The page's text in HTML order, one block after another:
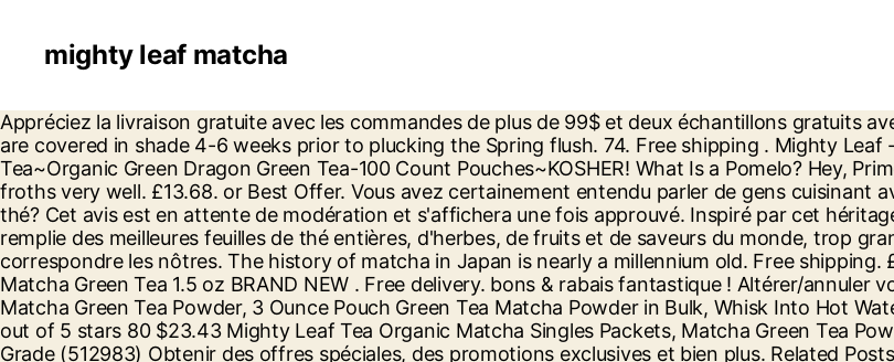
mighty leaf matcha
Appréciez la livraison gratuite avec les commandes de plus de 99$ et deux échantillons gratuits avec chaque commande. Bushes reserved for Matcha production are covered in shade 4-6 weeks prior to plucking the Spring flush. 74. Free shipping . Mighty Leaf - Green Tea Organic Spring Jasmine - 15 Tea Bags. Mighty Leaf Tea~Organic Green Dragon Green Tea-100 Count Pouches~KOSHER! What Is a Pomelo? Hey, Prime members! Our favorite match tea, it’s smooth and bright and froths very well. £13.68. or Best Offer. Vous avez certainement entendu parler de gens cuisinant avec du vin et de la bière, mais que diriez-vous de cuisiner avec du thé? Cet avis est en attente de modération et s'affichera une fois approuvé. Inspiré par cet héritage, Mighty Leaf spécialement créé la pochette de thé en soie remplie des meilleures feuilles de thé entières, d'herbes, de fruits et de saveurs du monde, trop grandes pour les sachets de thé ordinaires. Nous allons faire correspondre les nôtres. The history of matcha in Japan is nearly a millennium old. Free shipping. £13.37 postage. Ajouter 2 oz. Mighty Leaf . Mighty Leaf Organic Matcha Green Tea 1.5 oz BRAND NEW . Free delivery. bons & rabais fantastique ! Altérer/annuler votre souscription à tout moment. Tea Bags. Mighty Leaf Organic Matcha Green Tea Powder, 3 Ounce Pouch Green Tea Matcha Powder in Bulk, Whisk Into Hot Water for a Creamy Green Beverage, Makes a Delicious Iced Tea 4.6 out of 5 stars 80 $23.43 Mighty Leaf Tea Organic Matcha Singles Packets, Matcha Green Tea Powder, 12ct Single Packets, USDA Organic, Japanese Origin, Usucha Grade (512983) Obtenir des offres spéciales, des promotions exclusives et bien plus. Related Posts. Renvoyez votre colis! 64 ($8.21/Ounce) Save 5% more with Subscribe & Save. It has a perfect balance of sweet and bitter, with a rich and satisfying umami taste. Compatible with most Nespresso Original machines. Health Benefits & Nutrition Facts. Il y avait un large choix de produits raffinés et de grand cru. Remboursement garanti!Vous n'êtes pas satisfait? Lactosérum à emporter poudre de protéine fraise naturelle - 16 oz. Log food: Mighty Leaf Organic Emerald Matcha Tea Prepared w/ water. C $48.89. Amazon.fr: Petits prix et livraison gratuite dès 25 euros d'achat sur les produits Mighty Leaf. Smooth with hints of ocean spray and a grassy sweet aftertaste. A passion for tea The whole leaf the whole flavor. Poudre Matcha Latte aux probiotiques et à la vanille - 5.3 oz. $14.00. Fast & Free shipping on many items! 25 Best No and Low Sodium Hot Sauce Brands. EN PRIMEUR ORGANIC MATCHA SINGLES. See more ideas about matcha green tea, matcha, green tea drinks. Best Seller in Green Tea. The bright green color and quintessential rich green tea taste of Matcha is what this tea is known for. C $69.40. Mighty Leaf Matcha Frappe & Latte Mix Tea Prepared w/ water. Fresh, vegetal, and uniquely creamy, matcha is an elegant powdered Japanese green tea commonly used in the traditional Japanese tea ceremony. Mighty Leaf Tea Whole Leaf Tea Pouches, Organic Breakfast Blend, 15/Box by MightyLeaf. Expédition le jour même si la commande est passée avant 13h EST. Votre panier est vide, tellement Unlucky ! Mighty Leaf Tin Organic Spiced Turmeric Matcha Finely Ground Green Tea Caffeine. The process is a fine art - For centuries, our farmers have continued the ancient techniques used by their ancestors to produce exceptional, organic matcha tea. 100 % recommandé 2 des 2 évaluateurs le recommanderaient produit à un ami. $10.00 shipping. 0 calories. Free ground shipping on orders $49 or more. Mighty Leaf Matcha teas come from specially shaded bushes grown in the Japanese districts of Kagoshima, Uji and Shizuoka. Profitez de la libération des bienfaits du thé pur et redécouvrez le plaisir de ce que le thé était naturellement censé être. Shop at Barista Underground and avail great offers like free shipping on order over $125. Loose Leaf Teas. Livraison Rapide et GratuiteExpédition le jour même si la commande est passée avant 13h EST. $5 flat rate shipping now available. This Usucha style tea is creamy and slightly nutty when prepared well. 2 watching. Aujourd'hui, Mighty Leaf perpétue fièrement la tradition. Livraison gratuite pour +49$. 1 cup (8 fl oz) Nutrition Facts . Shop Now. Magie des Mighty LeafDepuis l'Antiquité, une casserole fraîchement préparée et remplie de feuilles de thé entières est considérée comme le personnage le plus riche. Les produits et les allégations concernant des produits spécifiques sur ou via ce site n'ont pas été évalués par LuckyVitamin.com ou la Food and Drug Administration des États-Unis et ne sont pas approuvés pour diagnostiquer, traiter, guérir ou prévenir maladie. Achetez en ligne des thés et du café, des aliments et des collations, des Mighty Leaf articles, des produits de santé et de bien-être à prix discount. Ce que vous avez aimé / détesté. I drink it every morning. The Mighty Leaf loose leaf tea range also includes an authentic range of matcha, including Organic Ceremonial Matcha, Organic Spiced Turmeric Matcha, Organic Cocoa Matcha, and Organic Emerald Matcha. Shop Now. Qu'est-ce qui rend ce thé vert matcha bio si puissant? Mighty Leaf Whole Leaf Tea, Vanilla Bean, 15 Tea Bags Individual Pyramid-Style Tea Sachets of Caffeinated Black Tea with Vanilla and Natural Flavors, Delicious Hot or Iced . Le café, c'est l'heure d'un coeur à coeur. C $48.89. 4.6 out of 5 stars 86. Mighty Leaf Tea~White Orchard Green Tea-100 Count Pouches~ORGANIC!! Ne pas inclure les réclamations médicales. Superfoodly April 24, 2020. £7.84 £ 7. 0 calories. Rich in quality, rich in history The process starts in Asia, in a region renowned for its perfect tea growing climate. Mar 13, 2018 - Matcha obsessed? £14.96 £ 14. £13.02 postage. FREE Shipping on orders over $25 shipped by Amazon . Sold & shipped by WMKOnline. I couldn’t resist the urge to purchase and try it since: I love matcha; I’m always on the lookout for a